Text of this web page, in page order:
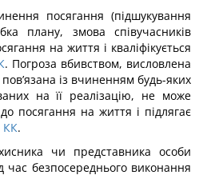
посягання (підшукування
плану, змова співучасників
на життя і квалі­фікується
. Погроза вбивством, висловлена
із вчиненням будь-яких
на її ре­алізацію, не може
посягання на життя і підлягає
КК.
чи представника особи
безпосереднього виконання